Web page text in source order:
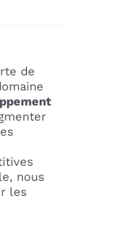
de
nous
les